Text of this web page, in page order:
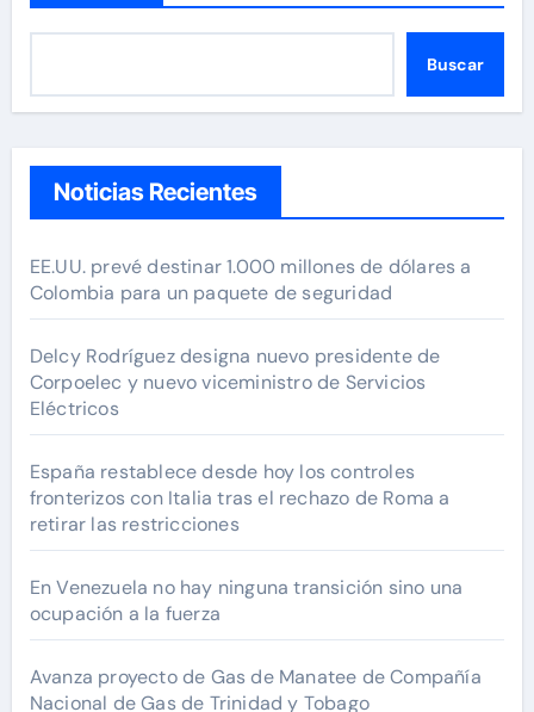
Buscar
Noticias Recientes
EE.UU. prevé destinar 1.000 millones de dólares a
Colombia para un paquete de seguridad
Delcy Rodríguez designa nuevo presidente de
Corpoelec y nuevo viceministro de Servicios
Eléctricos
España restablece desde hoy los controles
fronterizos con Italia tras el rechazo de Roma a
retirar las restricciones
En Venezuela no hay ninguna transición sino una
ocupación a la fuerza
Avanza proyecto de Gas de Manatee de Compañía
Nacional de Gas de Trinidad y Tobago